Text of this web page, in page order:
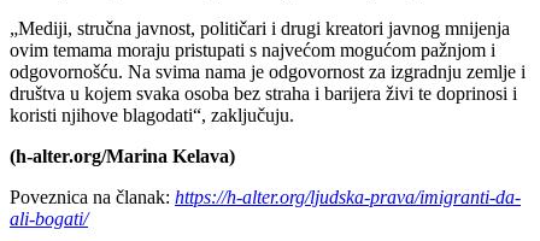
„Mediji, stručna javnost, političari i drugi kreatori javnog mnijenja
ovim temama moraju pristupati s najvećom mogućom pažnjom i
odgovornošću. Na svima nama je odgovornost za izgradnju zemlje i
društva u kojem svaka osoba bez straha i barijera živi te doprinosi i
koristi njihove blagodati“, zaključuju.
(h-alter.org/Marina Kelava)
Poveznica na članak: https://h-alter.org/ljudska-prava/imigranti-da-
ali-bogati/